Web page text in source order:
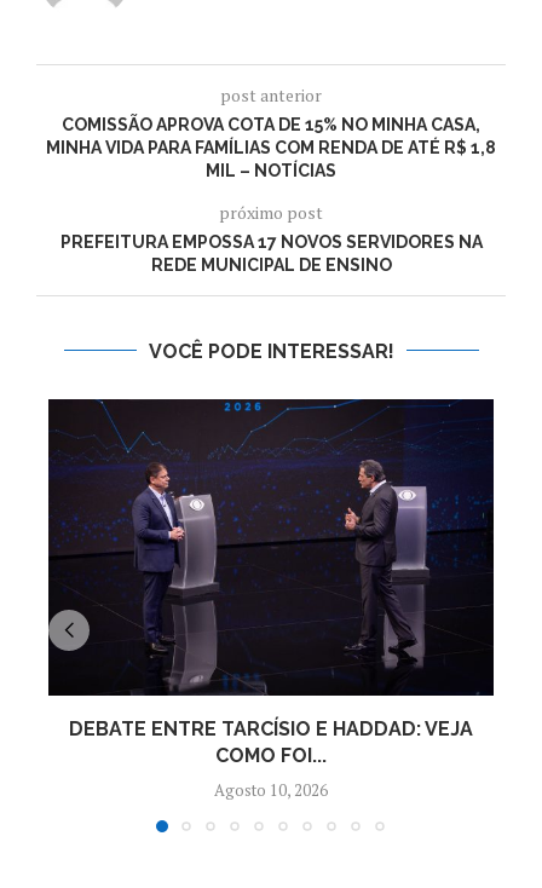
post anterior
COMISSÃO APROVA COTA DE 15% NO MINHA CASA,
MINHA VIDA PARA FAMÍLIAS COM RENDA DE ATÉ R$ 1,8
MIL – NOTÍCIAS
próximo post
PREFEITURA EMPOSSA 17 NOVOS SERVIDORES NA
REDE MUNICIPAL DE ENSINO
VOCÊ PODE INTERESSAR!
DEBATE ENTRE TARCÍSIO E HADDAD: VEJA
COMO FOI...
Agosto 10, 2026